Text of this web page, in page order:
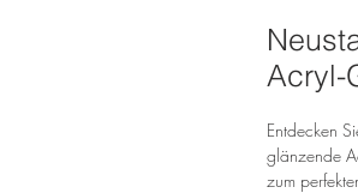
Acryl-
Entdecken
glänzende
zum